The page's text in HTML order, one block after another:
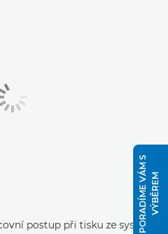
postup při tisku ze systémů
P
O
R
A
D
Í
M
E
V
Á
M
S
V
Ý
B
Ě
R
EM